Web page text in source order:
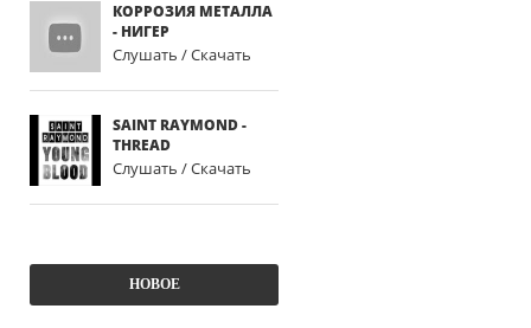
КОРРОЗИЯ МЕТАЛЛА
- НИГЕР
Слушать / Скачать
SAINT RAYMOND -
THREAD
Слушать / Скачать
НОВОЕ